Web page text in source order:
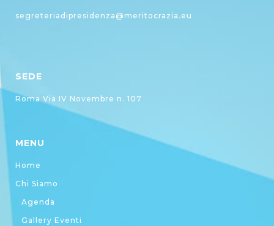
segreteriadipresidenza@meritocrazia.eu
SEDE
Roma Via IV Novembre n. 107
MENU
Home
Chi Siamo
Agenda
Gallery Eventi